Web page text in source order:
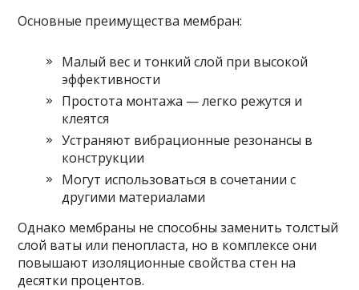
Основные преимущества мембран:
Малый вес и тонкий слой при высокой
эффективности
Простота монтажа — легко режутся и
клеятся
Устраняют вибрационные резонансы в
конструкции
Могут использоваться в сочетании с
другими материалами
Однако мембраны не способны заменить толстый
слой ваты или пенопласта, но в комплексе они
повышают изоляционные свойства стен на
десятки процентов.